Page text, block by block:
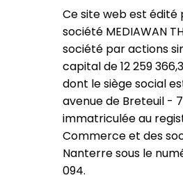
Ce site web est édité
société MEDIAWAN
société par actions
capital de 12 259
dont le siège social
avenue de Breteuil -
immatriculée au
Commerce et des
Nanterre sous le
094.